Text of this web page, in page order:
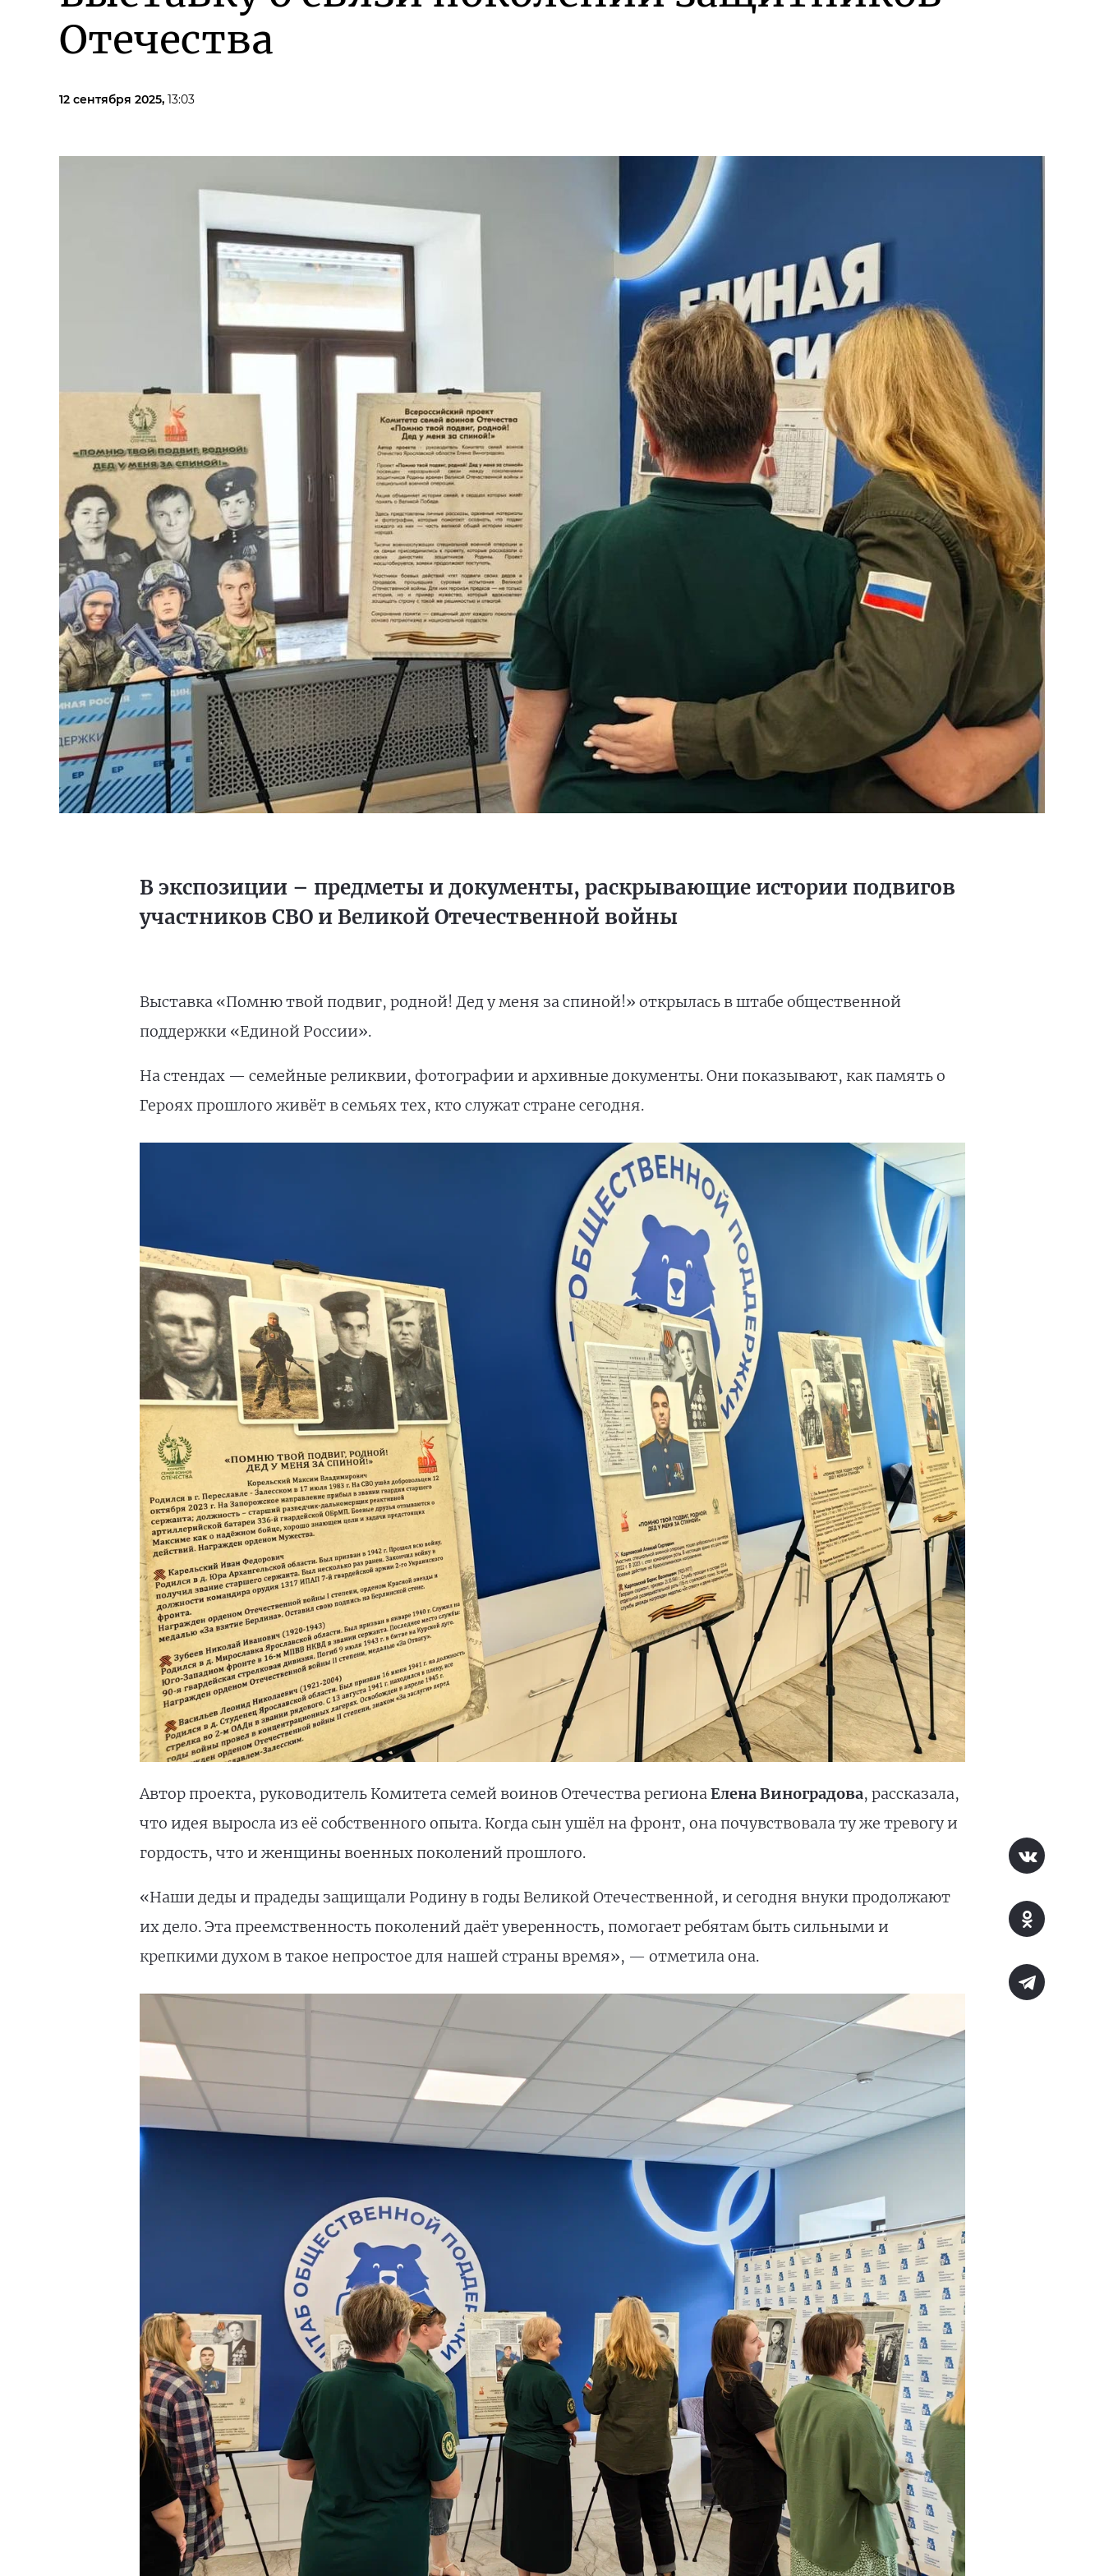
Отечества
12 сентября 2025, 13:03
В экспозиции – предметы и документы, раскрывающие истории подвигов
участников СВО и Великой Отечественной войны
Выставка «Помню твой подвиг, родной! Дед у меня за спиной!» открылась в штабе общественной
поддержки «Единой России».
На стендах — семейные реликвии, фотографии и архивные документы. Они показывают, как память о
Героях прошлого живёт в семьях тех, кто служат стране сегодня.
Автор проекта, руководитель Комитета семей воинов Отечества регионаЕлена Виноградова, рассказала,
что идея выросла из её собственного опыта. Когда сын ушёл на фронт, она почувствовала ту же тревогу и
гордость, что и женщины военных поколений прошлого.
«Наши деды и прадеды защищали Родину в годы Великой Отечественной, и сегодня внуки продолжают
их дело. Эта преемственность поколений даёт уверенность, помогает ребятам быть сильными и
крепкими духом в такое непростое для нашей страны время», — отметила она.